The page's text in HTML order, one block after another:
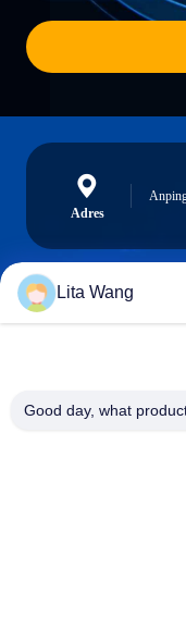
Adres
Lita Wang
Good day, what